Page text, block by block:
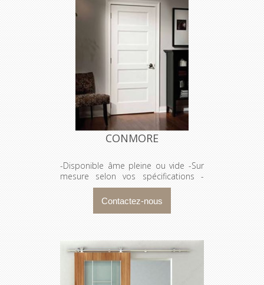
CONMORE
-Disponible âme pleine ou vide -Sur
mesure selon vos spécifications -
Seule ou prémontée avec cadre